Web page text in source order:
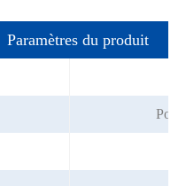
Paramètres du produit